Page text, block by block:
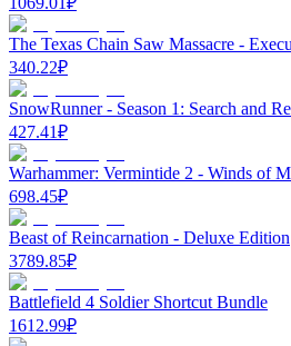
The Texas Chain Saw Massacre -
340.22₽
SnowRunner - Season 1: Search and
427.41₽
Warhammer: Vermintide 2 - Winds of
698.45₽
Beast of Reincarnation - Deluxe Edition
3789.85₽
Battlefield 4 Soldier Shortcut Bundle
1612.99₽